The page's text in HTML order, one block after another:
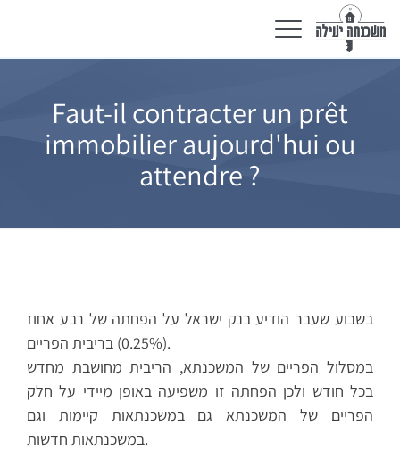
Basculer
la
navigation
Faut-il contracter un prêt
immobilier aujourd'hui ou
attendre ?
בשבוע שעבר הודיע בנק ישראל על הפחתה של רבע אחוז
(0.25%) בריבית הפריים.
במסלול הפריים של המשכנתא, הריבית מחושבת מחדש
בכל חודש ולכן הפחתה זו משפיעה באופן מיידי על חלק
הפריים של המשכנתא גם במשכנתאות קיימות וגם
במשכנתאות חדשות.